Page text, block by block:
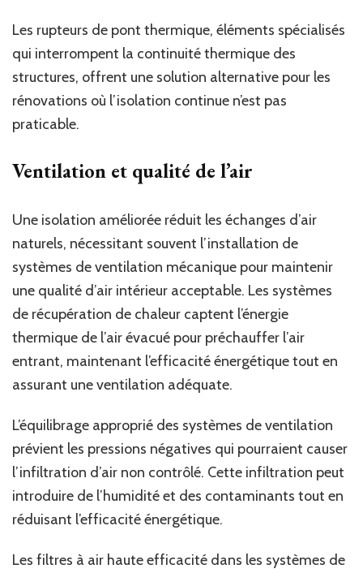
Les rupteurs de pont thermique, éléments spécialisés
qui interrompent la continuité thermique des
structures, offrent une solution alternative pour les
rénovations où l’isolation continue n’est pas
praticable.
Ventilation et qualité de l’air
Une isolation améliorée réduit les échanges d’air
naturels, nécessitant souvent l’installation de
systèmes de ventilation mécanique pour maintenir
une qualité d’air intérieur acceptable. Les systèmes
de récupération de chaleur captent l’énergie
thermique de l’air évacué pour préchauffer l’air
entrant, maintenant l’efficacité énergétique tout en
assurant une ventilation adéquate.
L’équilibrage approprié des systèmes de ventilation
prévient les pressions négatives qui pourraient causer
l’infiltration d’air non contrôlé. Cette infiltration peut
introduire de l’humidité et des contaminants tout en
réduisant l’efficacité énergétique.
Les filtres à air haute efficacité dans les systèmes de